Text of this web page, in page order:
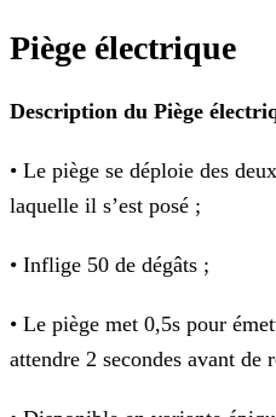
Piège électrique
Description du Piège
• Le piège se déploie des
laquelle il s’est posé ;
• Inflige 50 de dégâts ;
• Le piège met 0,5s pour
attendre 2 secondes avant de